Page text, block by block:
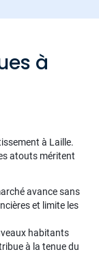
à
à Laille.
atouts méritent
avance sans
et limite les
habitants
à la tenue du